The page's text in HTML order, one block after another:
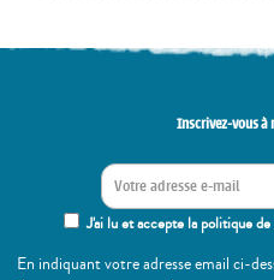
Inscrivez-vous à
J'ai lu et accepte la politique
En indiquant votre adresse email ci-